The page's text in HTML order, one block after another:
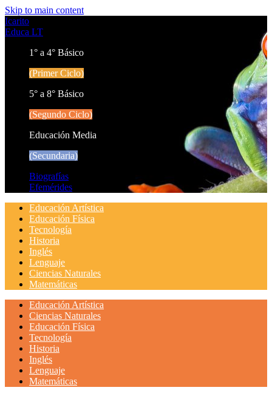
Skip to main content
Icarito
Educa LT
1° a 4° Básico
(Primer Ciclo)
5° a 8° Básico
(Segundo Ciclo)
Educación Media
(Secundaria)
Biografías
Efemérides
Educación Artística
Educación Física
Tecnología
Historia
Inglés
Lenguaje
Ciencias Naturales
Matemáticas
Educación Artística
Ciencias Naturales
Educación Física
Tecnología
Historia
Inglés
Lenguaje
Matemáticas